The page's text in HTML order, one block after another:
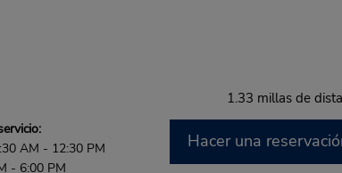
1.33 millas de
AM - 12:30 PM
- 6:00 PM
Hacer una